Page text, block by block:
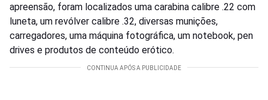
apreensão, foram localizados uma carabina calibre .22 com
luneta, um revólver calibre .32, diversas munições,
carregadores, uma máquina fotográfica, um notebook, pen
drives e produtos de conteúdo erótico.